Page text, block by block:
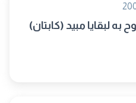
به لبقايا مبيد (كابتان)